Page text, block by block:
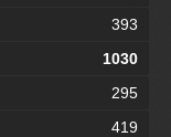
393
1030
295
419